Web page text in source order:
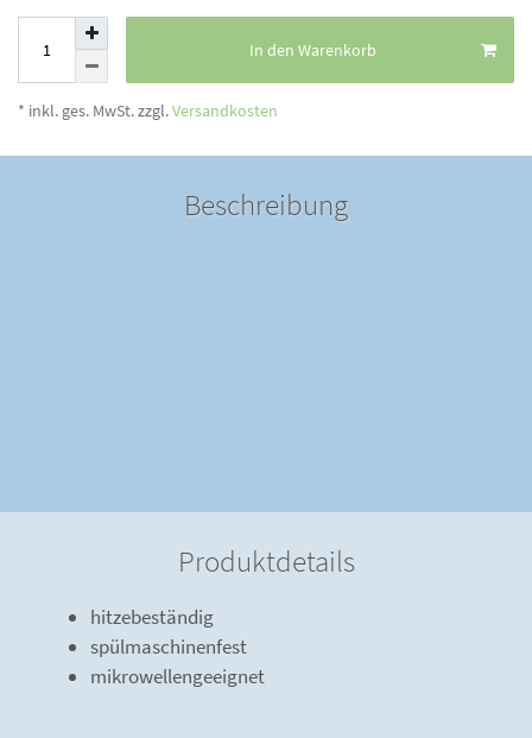
In den Warenkorb
* inkl. ges. MwSt. zzgl.Versandkosten
Beschreibung
Produktdetails
hitzebeständig
spülmaschinenfest
mikrowellengeeignet